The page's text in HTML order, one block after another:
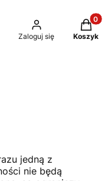
wyszukiwarkę
Zaloguj się Koszyk
jedną z
nie będą